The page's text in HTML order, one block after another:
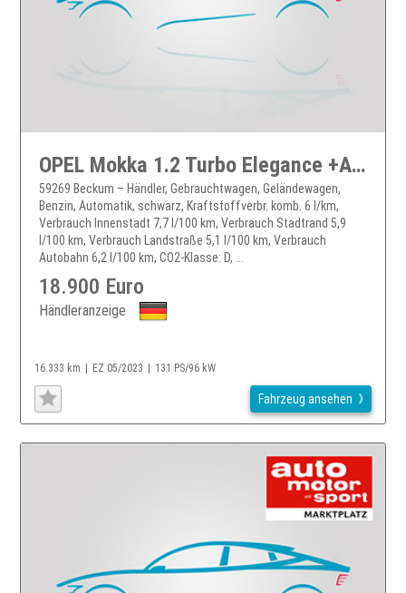
OPEL Mokka 1.2 Turbo Elegance +Allwetter SHZ Kamera CarPlay DAB LMFelgen Navi+
59269 Beckum – Händler, Gebrauchtwagen, Geländewagen,
Benzin, Automatik, schwarz, Kraftstoffverbr. komb. 6 l/km,
Verbrauch Innenstadt 7,7 l/100 km, Verbrauch Stadtrand 5,9
l/100 km, Verbrauch Landstraße 5,1 l/100 km, Verbrauch
Autobahn 6,2 l/100 km, CO2-Klasse: D, ...
18.900 Euro
Händleranzeige
16.333 km EZ 05/2023 131 PS/96 kW
Fahrzeug ansehen